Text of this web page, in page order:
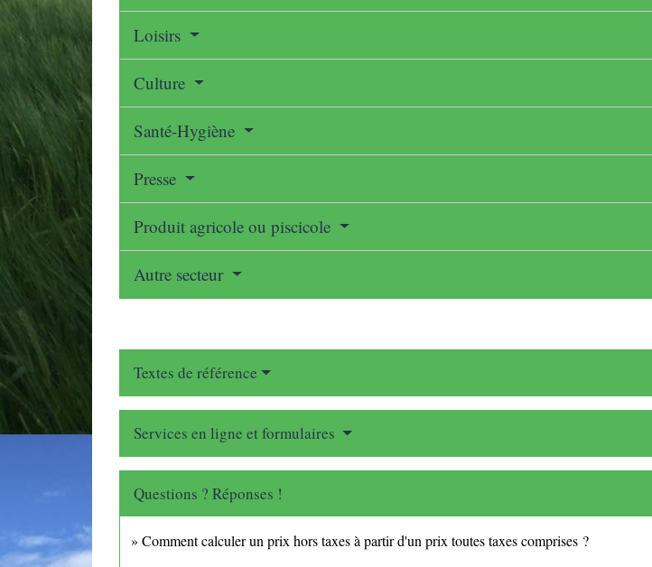
Loisirs
Culture
Santé-Hygiène
Presse
Produit agricole ou piscicole
Autre secteur
Textes de référence
Services en ligne et formulaires
Questions ? Réponses !
Comment calculer un prix hors taxes à partir d'un prix toutes taxes comprises ?